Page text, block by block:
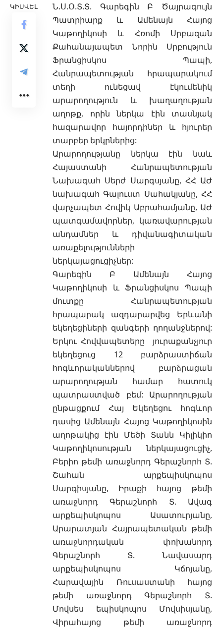
ԿԻՍՎԵԼ
Ն.Ս.Օ.Տ.Տ. Գարեգին Բ Ծայրագույն
Պատրիարք և Ամենայն Հայոց
Կաթողիկոսի և Հռոմի Սրբազան
Քահանայապետ Նորին Սրբություն
Ֆրանցիսկոս Պապի,
Հանրապետության հրապարակում
տեղի ունեցավ էկումենիկ
արարողություն և խաղաղության
աղոթք, որին ներկա էին տասնյակ
հազարավոր հայորդիներ և հյուրեր
տարբեր երկրներից:
Արարողությանը ներկա էին նաև
Հայաստանի Հանրապետության
Նախագահ Սերժ Սարգսյանը, ՀՀ ԱԺ
նախագահ Գալուստ Սահակյանը, ՀՀ
վարչապետ Հովիկ Աբրահամյանը, ԱԺ
պատգամավորներ, կառավարության
անդամներ և դիվանագիտական
առաքելությունների
ներկայացուցիչներ:
Գարեգին Բ Ամենայն Հայոց
Կաթողիկոսի և Ֆրանցիսկոս Պապի
մուտքը Հանրապետության
հրապարակ ազդարարվեց Երևանի
եկեղեցիների զանգերի ղողանջներով:
Երկու Հովվապետերը յուրաքանչյուր
եկեղեցուց 12 բարձրաստիճան
հոգևորականներով բարձրացան
արարողության համար հատուկ
պատրաստված բեմ: Արարողության
ընթացքում Հայ Եկեղեցու հոգևոր
դասից Ամենայն Հայոց Կաթողիկոսին
աղոթակից էին Մեծի Տանն Կիլիկիո
Կաթողիկոսության ներկայացուցիչ,
Բերիո թեմի առաջնորդ Գերաշնորհ Տ.
Շահան արքեպիսկոպոս
Սարգիսյանը, Իրաքի հայոց թեմի
առաջնորդ Գերաշնորհ Տ. Ավագ
արքեպիսկոպոս Ասատուրյանը,
Արարատյան Հայրապետական թեմի
առաջնորդական փոխանորդ
Գերաշնորհ Տ. Նավասարդ
արքեպիսկոպոս Կճոյանը,
Հարավային Ռուսաստանի հայոց
թեմի առաջնորդ Գերաշնորհ Տ.
Մովսես եպիսկոպոս Մովսիսյանը,
Վիրահայոց թեմի առաջնորդ